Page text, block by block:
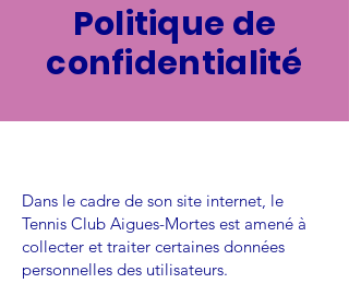
Politique de
confidentialité
Dans le cadre de son site internet, le
Tennis Club Aigues-Mortes est amené à
collecter et traiter certaines données
personnelles des utilisateurs.